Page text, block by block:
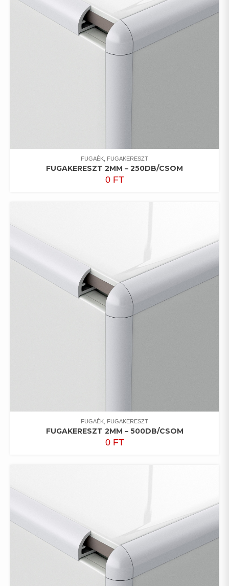
FUGAÉK, FUGAKERESZT
FUGAKERESZT 2MM – 250DB/CSOM
0 FT
FUGAÉK, FUGAKERESZT
FUGAKERESZT 2MM – 500DB/CSOM
0 FT